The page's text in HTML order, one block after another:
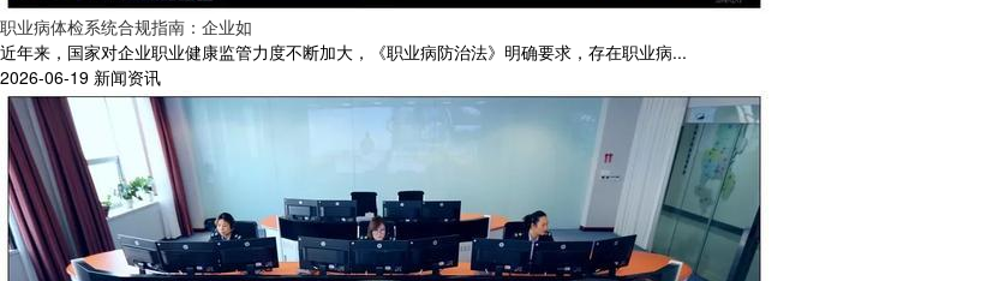
职业病体检系统合规指南：企业如
近年来，国家对企业职业健康监管力度不断加大，《职业病防治法》明确要求，存在职业病...
2026-06-19 新闻资讯